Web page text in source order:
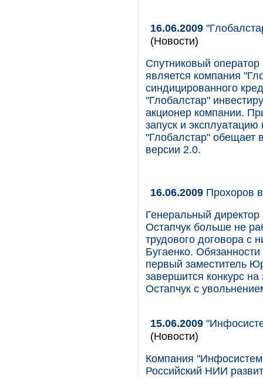
16.06.2009
(Новости)
Спутниковый оператор
является компания
синдицированного
"Глобалстар"
акционер компании.
запуск и
"Глобалстар" обещает
версии 2.0.
16.06.2009 Прохоров
Генеральный
Остапчук больше не
трудового договора с
Бугаенко.
первый заместитель
завершится конкурс
Остапчук с
15.06.2009
(Новости)
Компания
Российский НИИ